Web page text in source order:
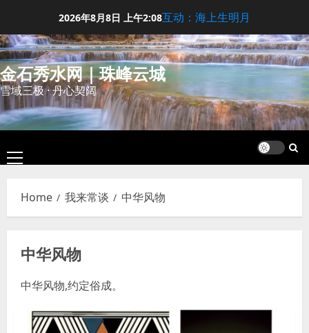
content
2026年8月8日 上午2:08互动：海上生明月
金石秀水网｜珠峰云城
雪域三极 · 丹心契阔
Primary
Menu
Home 我来常谈 中华风物
中华风物
中华风物,约定俗成。